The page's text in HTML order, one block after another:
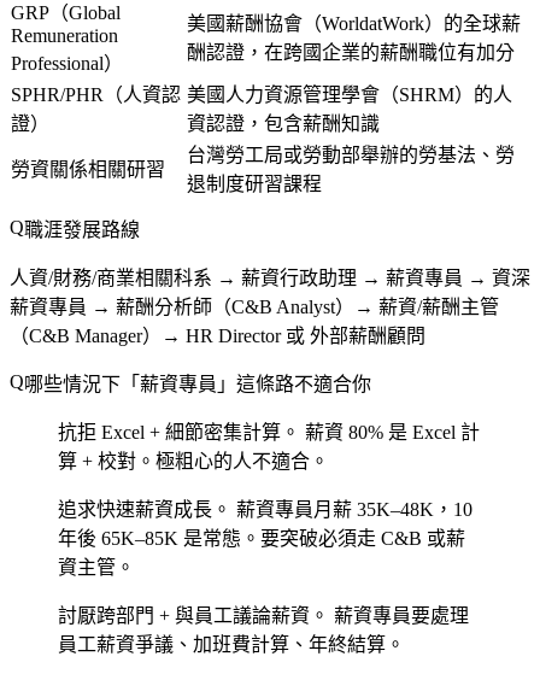
GRP（Global
Remuneration
Professional）
美國薪酬協會（WorldatWork）的全球薪
酬認證，在跨國企業的薪酬職位有加分
SPHR/PHR（人資認
證）
美國人力資源管理學會（SHRM）的人
資認證，包含薪酬知識
勞資關係相關研習
台灣勞工局或勞動部舉辦的勞基法、勞
退制度研習課程
職涯發展路線
人資/財務/商業相關科系 → 薪資行政助理 → 薪資專員 → 資深
薪資專員 → 薪酬分析師（C&B Analyst）→ 薪資/薪酬主管
（C&B Manager）→ HR Director 或 外部薪酬顧問
哪些情況下「薪資專員」這條路不適合你
抗拒 Excel + 細節密集計算。 薪資 80% 是 Excel 計
算 + 校對。極粗心的人不適合。
追求快速薪資成長。 薪資專員月薪 35K–48K，10
年後 65K–85K 是常態。要突破必須走 C&B 或薪
資主管。
討厭跨部門 + 與員工議論薪資。 薪資專員要處理
員工薪資爭議、加班費計算、年終結算。